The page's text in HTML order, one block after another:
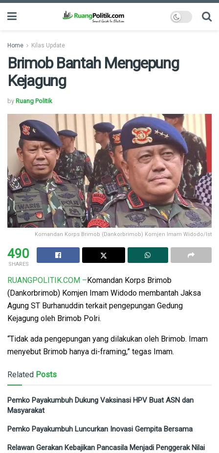
Home Kilas Update
Brimob Bantah Mengepung
Kejagung
by Ruang Politik
Komandan Korps Brimob (Dankorbrimob) Komjen Imam Widodo/Ist
490
SHARES
RUANGPOLITIK.COM – Komandan Korps Brimob
(Dankorbrimob) Komjen Imam Widodo membantah Jaksa
Agung ST Burhanuddin terkait pengepungan Gedung
Kejagung oleh Brimob Polri.
“Tidak ada pengepungan yang dilakukan oleh Brimob. Imam
menyebut Brimob hanya di-framing,” tegas Imam.
Related Posts
Pemko Payakumbuh Dukung Vaksinasi HPV Buat ASN dan
Masyarakat
Pemko Payakumbuh Luncurkan Inovasi Gempita Bersama
Relawan Gerakan Kebajikan Pancasila Menjadi Penggerak Nilai